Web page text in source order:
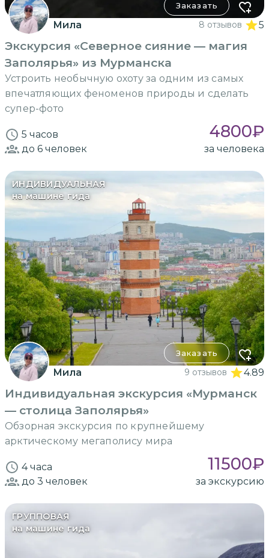
Заказать
Мила 8 отзывов 5
Экскурсия «Северное сияние — магия
Заполярья» из Мурманска
Устроить необычную охоту за одним из самых
впечатляющих феноменов природы и сделать
супер-фото
5 часов 4800₽
до 6 человек за человека
ИНДИВИДУАЛЬНАЯ
на машине гида
Заказать
Мила 9 отзывов 4.89
Индивидуальная экскурсия «Мурманск
— столица Заполярья»
Обзорная экскурсия по крупнейшему
арктическому мегаполису мира
4 часа 11500₽
до 3 человек за экскурсию
ГРУППОВАЯ
на машине гида